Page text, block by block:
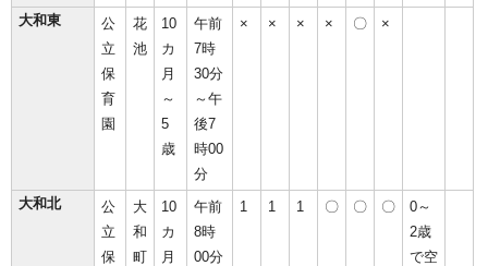
大和東
公
立
保
育
園
花
池
10
カ
月
～
5
歳
午前
7時
30分
～午
後7
時00
分
× × × × 〇 ×
大和北
公
立
保
大
和
町
10
カ
月
午前
8時
00分
1 1 1 〇 〇 〇
0～
2歳
で空